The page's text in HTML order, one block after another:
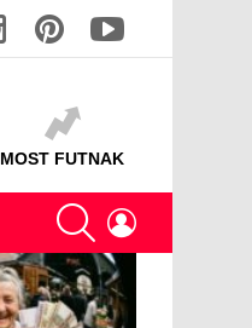
MOST FUTNAK
SEARCH